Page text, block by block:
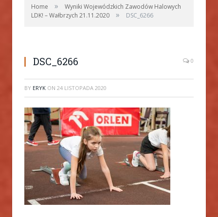
Home »
Wyniki Wojewódzkich Zawodów Halowych
LDK! – Wałbrzych 21.11.2020
» DSC_6266
DSC_6266 0
BY ERYK ON 24 LISTOPADA 2020